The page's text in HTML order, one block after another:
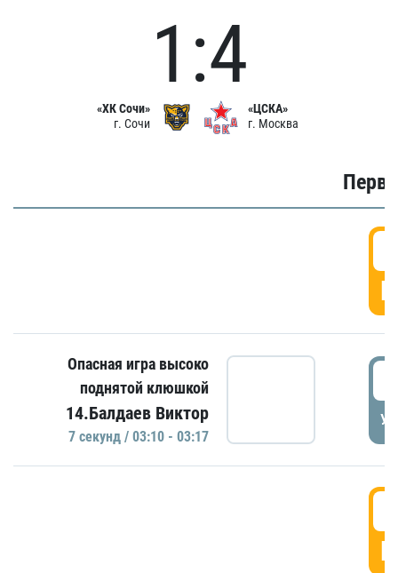
«ХК Сочи»
г. Сочи
1:4
«ЦСКА»
г. Москва
Опасная игра высоко
поднятой клюшкой
14.Балдаев Виктор
7 секунд / 03:10 - 03:17